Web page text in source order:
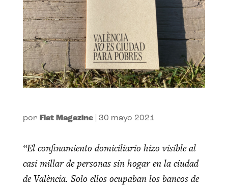
por Flat Magazine| 30 mayo 2021
“El confinamiento domiciliario hizo visible al
casi millar de personas sin hogar en la ciudad
de València. Solo ellos ocupaban los bancos de